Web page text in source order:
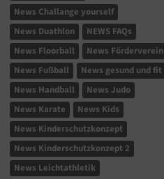
News Challange yourself
News Duathlon
NEWS FAQs
News Floorball
News Förderverein
News Fußball
News gesund und fit
News Handball
News Judo
News Karate
News Kids
News Kinderschutzkonzept
News Kinderschutzkonzept 2
News Leichtathletik